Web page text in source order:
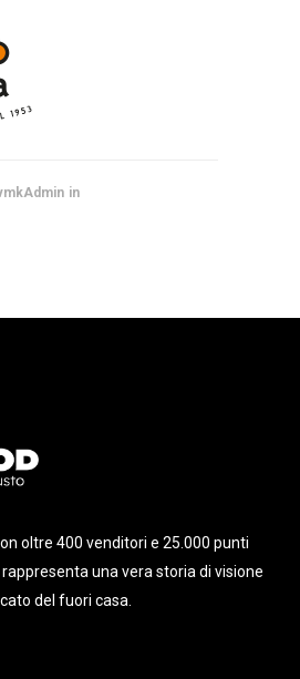
oltre 400 venditori e 25.000 punti
una vera storia di visione
del fuori casa.